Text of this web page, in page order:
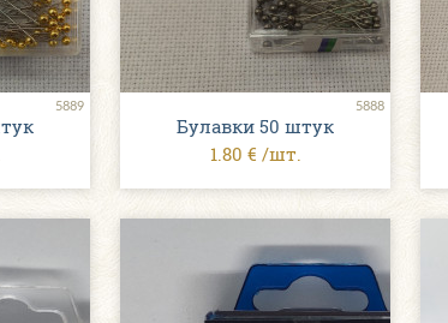
5889 5888
Булавки 50 штук
1.80 € /шт.